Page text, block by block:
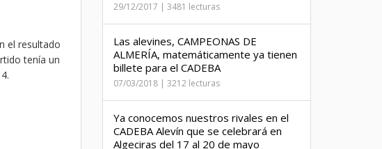
el resultado
tenía un
29/12/2017 | 3481 lecturas
Las alevines, CAMPEONAS DE
ALMERÍA, matemáticamente ya tienen
billete para el CADEBA
07/03/2018 | 3212 lecturas
Ya conocemos nuestros rivales en el
CADEBA Alevín que se celebrará en
Algeciras del 17 al 20 de mayo